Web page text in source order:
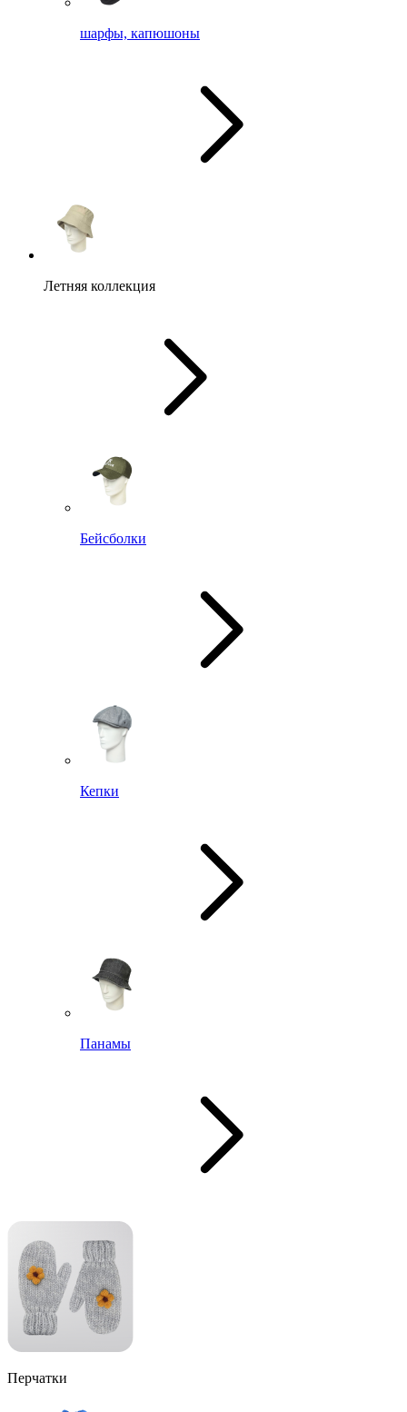
шарфы, капюшоны
Летняя коллекция
Бейсболки
Кепки
Панамы
Перчатки